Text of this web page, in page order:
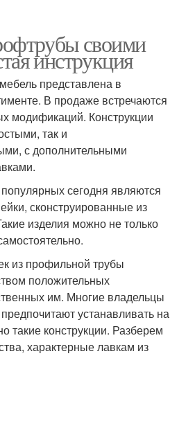
своими
инструкция
представлена в
В продаже встречаются
модификаций. Конструкции
так и
с дополнительными
сегодня являются
сконструированные из
изделия можно не только
из профильной трубы
положительных
им. Многие владельцы
устанавливать на
такие конструкции. Разберем
характерные лавкам из